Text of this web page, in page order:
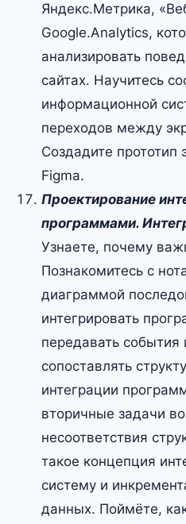
Яндекс.Метрика,
Google.Analytics,
анализировать
сайтах. Научитесь
информационной
переходов между
Создадите
Figma.
Проектирование
программами.
Узнаете, почему
Познакомитесь с
диаграммой
интегрировать
передавать
сопоставлять
интеграции
вторичные задачи
несоответствия
такое концепция
систему и
данных. Поймёте,